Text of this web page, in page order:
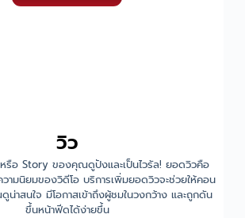
วิว
หรือ Story ของคุณดูปังและเป็นไวรัล! ยอดวิวคือ
มนิยมของวิดีโอ บริการเพิ่มยอดวิวจะช่วยให้คอน
าสนใจ มีโอกาสเข้าถึงผู้ชมในวงกว้าง และถูกดัน
ขึ้นหน้าฟีดได้ง่ายขึ้น